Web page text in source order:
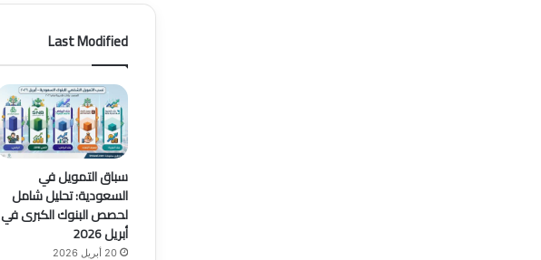
ب
و
ك
Last Modified
سباق التمويل في
السعودية: تحليل شامل
لحصص البنوك الكبرى في
أبريل 2026
20 أبريل 2026